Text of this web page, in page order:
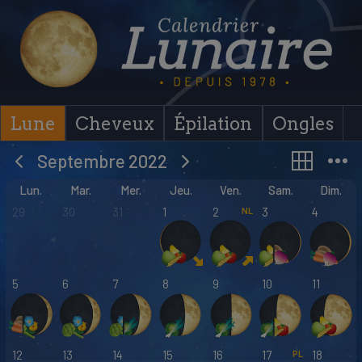
content
Lune Cheveux Épilation
Ongles
Septembre 2022
Lun. Mar. Mer. Jeu. Ven. Sam.
Dim.
29
30 31 1 2 3 4
5 6 7 8 9 10 11
12 13 14 15 16 17 18